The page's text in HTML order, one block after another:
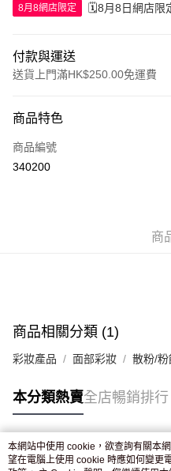
8月8網店限定 🗓️8月8日網店限
付款與運送
送貨上門滿HK$250.00免運費
信用卡
Apple Pay
付款後門市自取，訂單確認後2-
商品特色
商品編號
340200
商
商品相關分類 (1)
彩妝產品 面部彩妝 散粉/粉
本分類熱賣全店暢銷排行
熱門標籤
本網站中使用 cookie，欲查詢有關本
望在電腦上使用 cookie 時應如何變更